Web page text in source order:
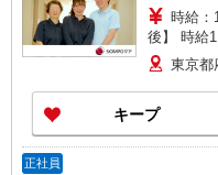
時給：1,270円 ーー
後】 時給1,520円〜 ＊早朝夜間：時給1,900円〜
東京都
キープ
正社員